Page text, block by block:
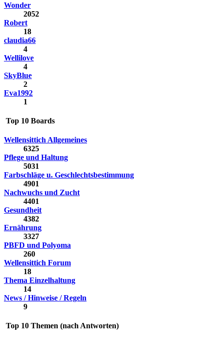
Wonder
2052
Robert
18
claudia66
4
Wellilove
4
SkyBlue
2
Eva1992
1
Top 10 Boards
Wellensittich Allgemeines
6325
Pflege und Haltung
5031
Farbschläge u. Geschlechtsbestimmung
4901
Nachwuchs und Zucht
4401
Gesundheit
4382
Ernährung
3327
PBFD und Polyoma
260
Wellensittich Forum
18
Thema Einzelhaltung
14
News / Hinweise / Regeln
9
Top 10 Themen (nach Antworten)